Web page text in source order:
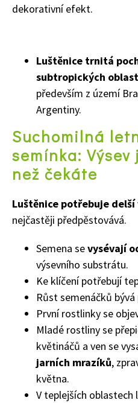
dekorativní efekt.
Luštěnice trnitá
subtropických
především z území
Argentiny.
Suchomilná
semínka:
než čekáte
Luštěnice potřebuje
nejčastěji předpěstovává.
Semena sevysévají
výsevního substrátu.
Ke klíčení potřebují
Růst semenáčků bývá
První rostlinky se
Mladé rostliny se
květináčů a ven se
jarních mrazíků,
května.
V teplejších oblastech